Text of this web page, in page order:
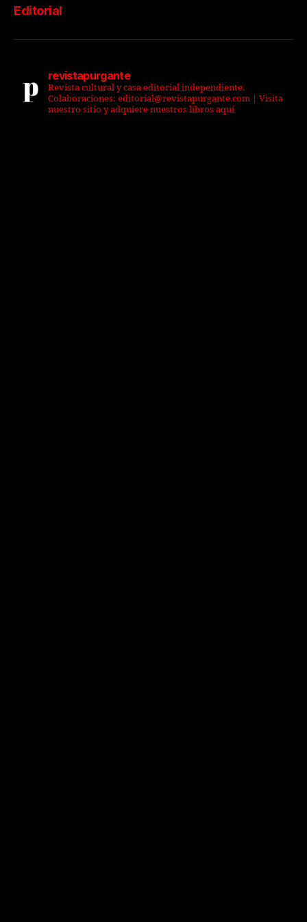
Editorial
revistapurgante
Revista cultural y casa editorial independiente.
Colaboraciones: editorial@revistapurgante.com | Visita
nuestro sitio y adquiere nuestros libros aquí